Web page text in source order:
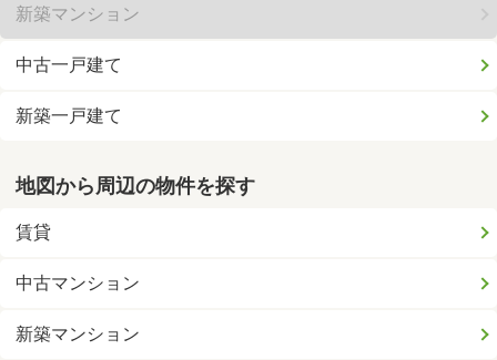
新築マンション
中古一戸建て
新築一戸建て
地図から周辺の物件を探す
賃貸
中古マンション
新築マンション